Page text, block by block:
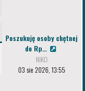
Poszukuję osoby chętnej
do Rp…
NIKO
03 sie 2026, 13:55